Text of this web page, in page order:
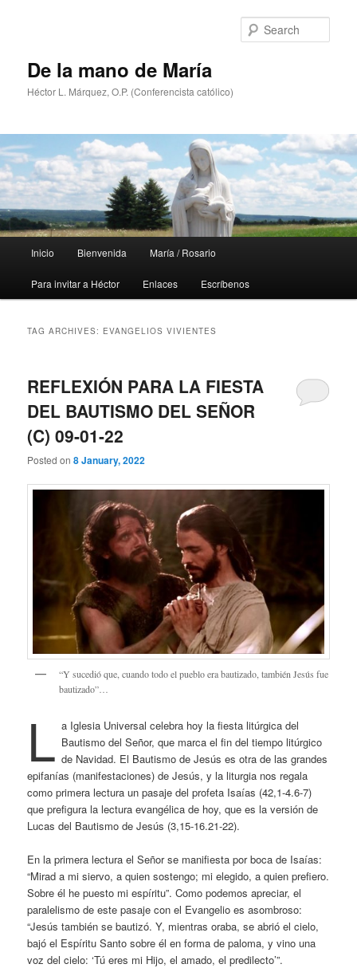
De la mano de María
Héctor L. Márquez, O.P. (Conferencista católico)
Inicio Bienvenida María / Rosario
Para invitar a Héctor Enlaces Escríbenos
TAG ARCHIVES: EVANGELIOS VIVIENTES
REFLEXIÓN PARA LA FIESTA
DEL BAUTISMO DEL SEÑOR
(C) 09-01-22
Posted on8 January, 2022
“Y sucedió que, cuando todo el pueblo era bautizado, también Jesús fue
bautizado”…
L a Iglesia Universal celebra hoy la fiesta litúrgica del
Bautismo del Señor, que marca el fin del tiempo litúrgico
de Navidad. El Bautismo de Jesús es otra de las grandes
epifanías (manifestaciones) de Jesús, y la liturgia nos regala
como primera lectura un pasaje del profeta Isaías (42,1-4.6-7)
que prefigura la lectura evangélica de hoy, que es la versión de
Lucas del Bautismo de Jesús (3,15-16.21-22).
En la primera lectura el Señor se manifiesta por boca de Isaías:
“Mirad a mi siervo, a quien sostengo; mi elegido, a quien prefiero.
Sobre él he puesto mi espíritu”. Como podemos apreciar, el
paralelismo de este pasaje con el Evangelio es asombroso:
“Jesús también se bautizó. Y, mientras oraba, se abrió el cielo,
bajó el Espíritu Santo sobre él en forma de paloma, y vino una
voz del cielo: ‘Tú eres mi Hijo, el amado, el predilecto’”.